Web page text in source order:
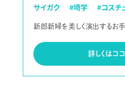
サイガク
#埼学 #コスチ
新郎新婦を美しく演出するお
詳しくはコ